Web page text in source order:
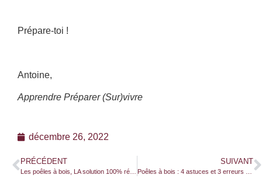
Prépare-toi !
Antoine,
Apprendre Préparer (Sur)vivre
décembre 26, 2022
PRÉCÉDENT SUIVANT